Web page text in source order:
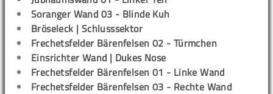
Soranger Wand 03 - Blinde Kuh
Bröseleck | Schlusssektor
Frechetsfelder Bärenfelsen 02 - Türmchen
Einsrichter Wand | Dukes Nose
Frechetsfelder Bärenfelsen 01 - Linke Wand
Frechetsfelder Bärenfelsen 03 - Rechte Wand